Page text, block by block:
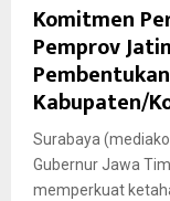
Komitmen
Pemprov
Kabupaten/
Surabaya
Gubernur Jawa
memperkuat